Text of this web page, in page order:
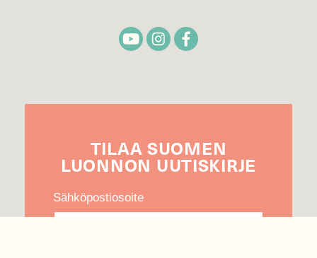
TILAA SUOMEN
LUONNON UUTIS­KIRJE
Sähköpostiosoite